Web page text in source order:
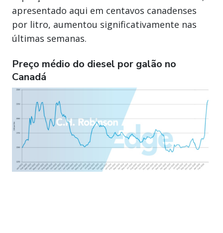
apresentado aqui em centavos canadenses
por litro, aumentou significativamente nas
últimas semanas.
Preço médio do diesel por galão no
Canadá